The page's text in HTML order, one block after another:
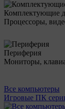
Комплектующие
Процессоры,
Периферия
Мониторы,
Все компьютеры
Игровые ПК